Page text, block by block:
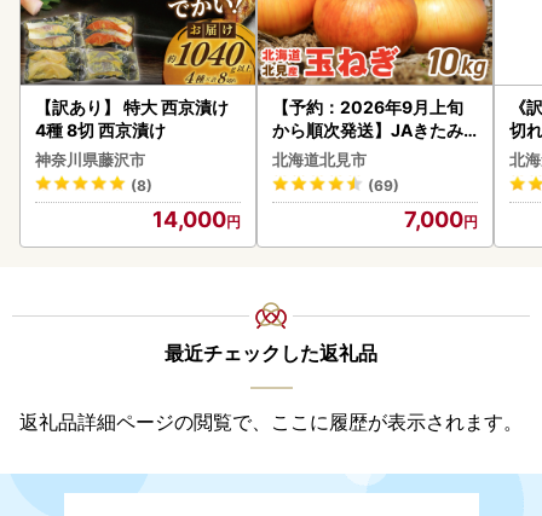
【訳あり】 特大 西京漬け
4種 8切 西京漬け
神奈川県藤沢市
(8)
14,000
【予約：2026年9月上旬
から順次発送】JAきたみ
らい産 玉ねぎ Lサイズ 10k
g ( タマネギ たまねぎ 野菜
)【210-0003-2026】
北海道北見市
(69)
7,000
《
切
0g
北
最近チェックした返礼品
返礼品詳細ページの閲覧で、ここに履歴が表示されます。